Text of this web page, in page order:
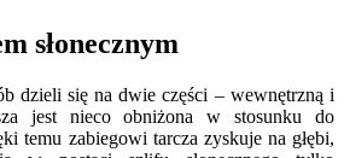
słonecznym
dzieli się na dwie części – wewnętrzną i
jest nieco obniżona w stosunku do
temu zabiegowi tarcza zyskuje na głębi,